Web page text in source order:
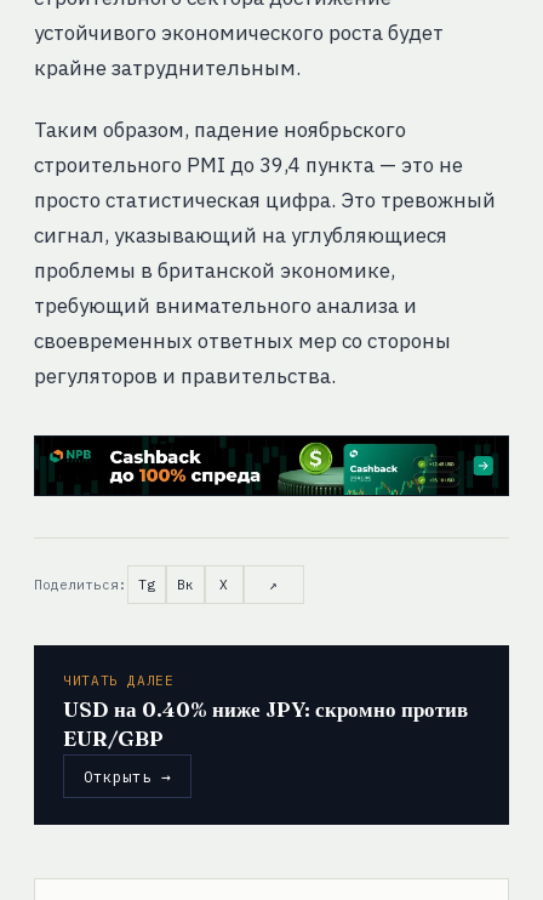
устойчивого экономического роста будет
крайне затруднительным.
Таким образом, падение ноябрьского
строительного PMI до 39,4 пункта — это не
просто статистическая цифра. Это тревожный
сигнал, указывающий на углубляющиеся
проблемы в британской экономике,
требующий внимательного анализа и
своевременных ответных мер со стороны
регуляторов и правительства.
Поделиться: Tg Вк X ↗
ЧИТАТЬ ДАЛЕЕ
USD на 0.40% ниже JPY: скромно против
EUR/GBP
Открыть →